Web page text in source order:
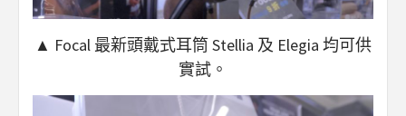
▲ Focal 最新頭戴式耳筒 Stellia 及 Elegia 均可供
實試。